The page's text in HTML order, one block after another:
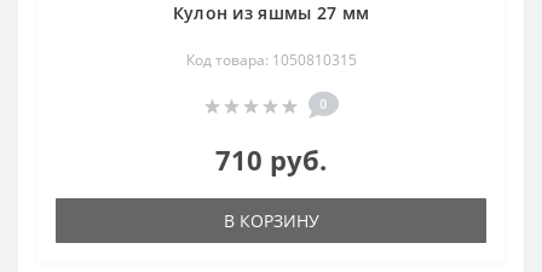
Кулон из яшмы 27 мм
Код товара: 1050810315
0
710 руб.
В КОРЗИНУ